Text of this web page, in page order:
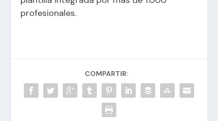
profesionales.
COMPARTIR: